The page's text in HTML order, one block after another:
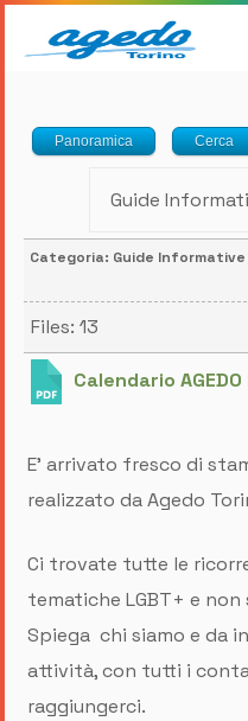
Panoramica Cerca
Categoria: Guide Informative
Files: 13
Calendario
E' arrivato fresco di
realizzato da Agedo
Ci trovate tutte le
tematiche LGBT+ e non
Spiega chi siamo e da
attività, con tutti i
raggiungerci.